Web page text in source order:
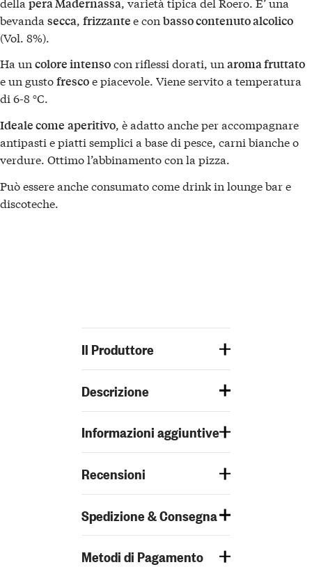
bevanda secca, frizzantee con basso contenuto alcolico
(Vol. 8%).
Ha un colore intensocon riflessi dorati, un aroma fruttato
e un gustofrescoe piacevole. Viene servito a temperatura
di 6-8 °C.
Ideale come aperitivo, è adatto anche per accompagnare
antipasti e piatti semplici a base di pesce, carni bianche o
verdure. Ottimo l’abbinamento con la pizza.
Può essere anche consumato come drink in lounge bar e
discoteche.
Il Produttore
Descrizione
Informazioni aggiuntive
Recensioni
Spedizione & Consegna
Metodi di Pagamento